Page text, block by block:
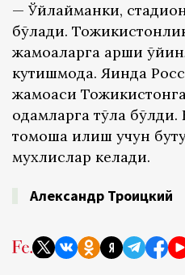
— Ўйлайманки,
бўлади.
жамоаларга қарши
кутишмоқда. Яқинда
жамоаси
одамларга тўла
томоша қилиш учун
мухлислар келади.
Александр Троицкий